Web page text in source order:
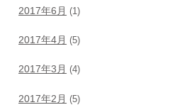
2017年6月 (1)
2017年4月 (5)
2017年3月 (4)
2017年2月 (5)